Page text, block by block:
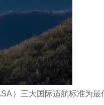
）三大国际适航标准为最